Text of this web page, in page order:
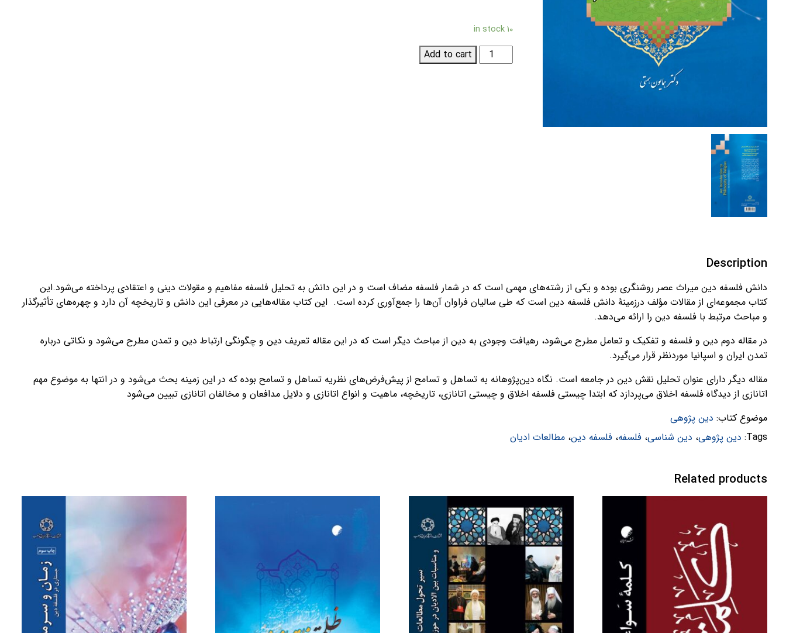
۱۰ in stock
درآمدی
بر
Add to cart
Description
دانش فلسفه دین میراث عصر روشنگری بوده و یکی از رشته‌های مهمی است که در شمار فلسفه مضاف است و در این دانش به تحلیل فلسفه مفاهیم و مقولات دینی و اعتقادی پرداخته می‌شود.این
کتاب مجموعه‌ای از مقالات مؤلف درزمینهٔ دانش فلسفه دین است که طی سالیان فراوان آن‌ها را جمع‌آوری کرده است. این کتاب مقاله‌هایی در معرفی این دانش و تاریخچه آن دارد و چهره‌های تأثیرگذار
و مباحث مرتبط با فلسفه دین را ارائه می‌دهد.
در مقاله دوم دین و فلسفه و تفکیک و تعامل مطرح می‌شود، رهیافت وجودی به دین از مباحث دیگر است که در این مقاله تعریف دین و چگونگی ارتباط دین و تمدن مطرح می‌شود و نکاتی درباره
تمدن ایران و اسپانیا موردنظر قرار می‌گیرد.
مقاله دیگر دارای عنوان تحلیل نقش دین در جامعه است. نگاه دین‌پژوهانه به تساهل و تسامح از پیش‌فرض‌های نظریه تساهل و تسامح بوده که در این زمینه بحث می‌شود و در انتها به موضوع مهم
اتانازی از دیدگاه فلسفه اخلاق می‌پردازد که ابتدا چیستی فلسفه اخلاق و چیستی اتانازی، تاریخچه، ماهیت و انواع اتانازی و دلایل مدافعان و مخالفان اتانازی تبیین می‌شود
موضوع کتاب: دین پژوهی
Tags: دین پژوهی، دین شناسی، فلسفه، فلسفه دین، مطالعات ادیان
Related products